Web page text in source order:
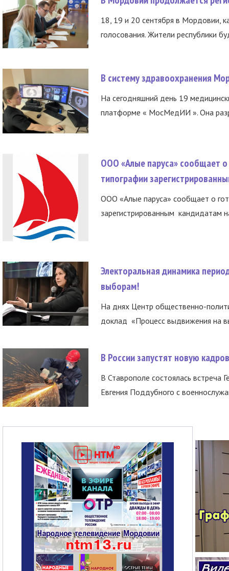
18, 19 и 20 сентября в Мордовии,
голосования. Жители республики
В систему здравоохранения
На сегодняшний день 19
платформе « МосМедИИ ». Она
ООО «Алые паруса» сообщает о
типографии
ООО «Алые паруса» сообщает о
зарегистрированным кандидатам
Электоральная динамика
выборам!
На днях Центр общественно-
доклад «Процесс выдвижения на
В России запустят новую
В Ставрополе состоялась встреча
Евгения Поддубного с